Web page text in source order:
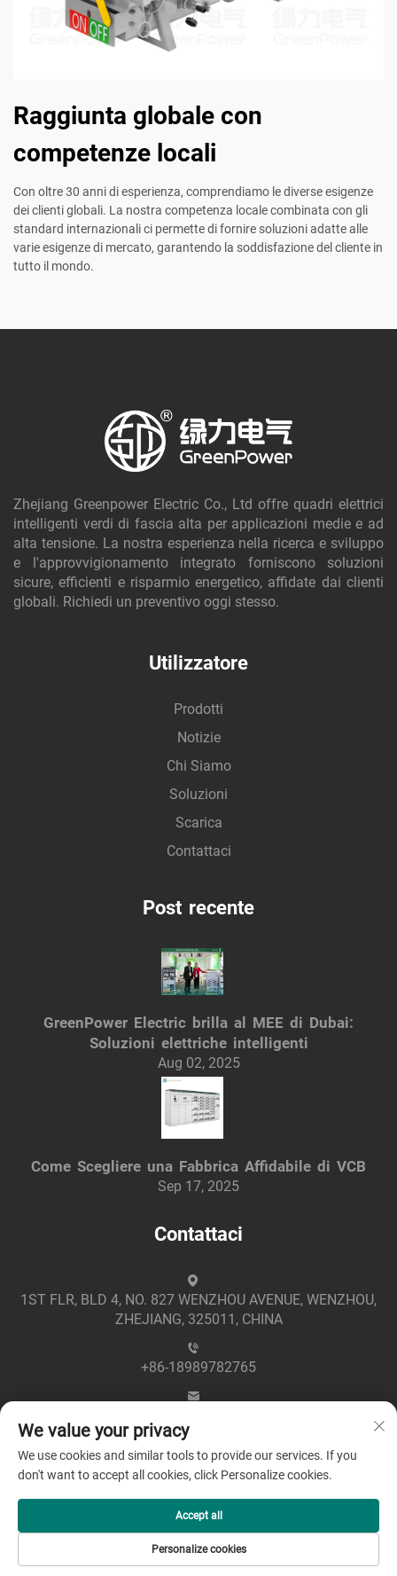
Raggiunta globale con
competenze locali
Con oltre 30 anni di esperienza, comprendiamo le diverse esigenze
dei clienti globali. La nostra competenza locale combinata con gli
standard internazionali ci permette di fornire soluzioni adatte alle
varie esigenze di mercato, garantendo la soddisfazione del cliente in
tutto il mondo.
Zhejiang Greenpower Electric Co., Ltd offre quadri elettrici
intelligenti verdi di fascia alta per applicazioni medie e ad
alta tensione. La nostra esperienza nella ricerca e sviluppo
e l'approvvigionamento integrato forniscono soluzioni
sicure, efficienti e risparmio energetico, affidate dai clienti
globali. Richiedi un preventivo oggi stesso.
Utilizzatore
Prodotti
Notizie
Chi Siamo
Soluzioni
Scarica
Contattaci
Post recente
GreenPower Electric brilla al MEE di Dubai:
Soluzioni elettriche intelligenti
Aug 02, 2025
Come Scegliere una Fabbrica Affidabile di VCB
Sep 17, 2025
Contattaci
1ST FLR, BLD 4, NO. 827 WENZHOU AVENUE, WENZHOU,
ZHEJIANG, 325011, CHINA
+86-18989782765
Copyright © 2025 di Zhejiang Greenpower Electric Co., Ltd
Informativa sulla Privacy
We value your privacy
We use cookies and similar tools to provide our services. If you
don't want to accept all cookies, click Personalize cookies.
Personalize cookies
Accept all